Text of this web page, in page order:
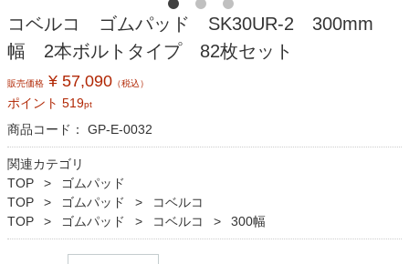
コベルコ ゴムパッド SK30UR-2 300mm
幅 2本ボルトタイプ 82枚セット
販売価格 ¥ 57,090 （税込）
ポイント 519pt
商品コード： GP-E-0032
関連カテゴリ
TOP
ゴムパッド
TOP
ゴムパッド
コベルコ
TOP
ゴムパッド コベルコ 300幅